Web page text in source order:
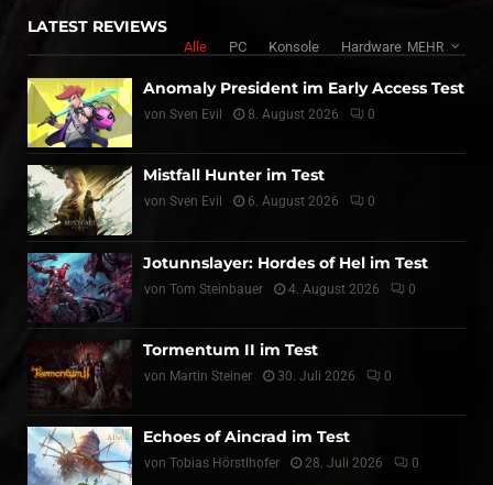
LATEST REVIEWS
Alle PC Konsole Hardware MEHR
Anomaly President im Early Access Test
von Sven Evil 8. August 2026 0
Mistfall Hunter im Test
von Sven Evil 6. August 2026 0
Jotunnslayer: Hordes of Hel im Test
von Tom Steinbauer 4. August 2026 0
Tormentum II im Test
von Martin Steiner 30. Juli 2026 0
Echoes of Aincrad im Test
von Tobias Hörstlhofer 28. Juli 2026 0